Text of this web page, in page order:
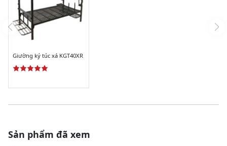
Giường ký túc xá KGT40XR
Sản phẩm đã xem